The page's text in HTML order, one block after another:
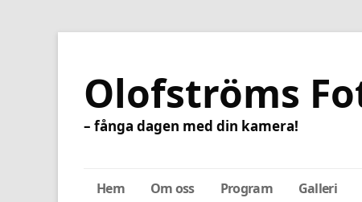
Olofströms
– fånga dagen med din kamera!
Hem Om oss Program Galleri